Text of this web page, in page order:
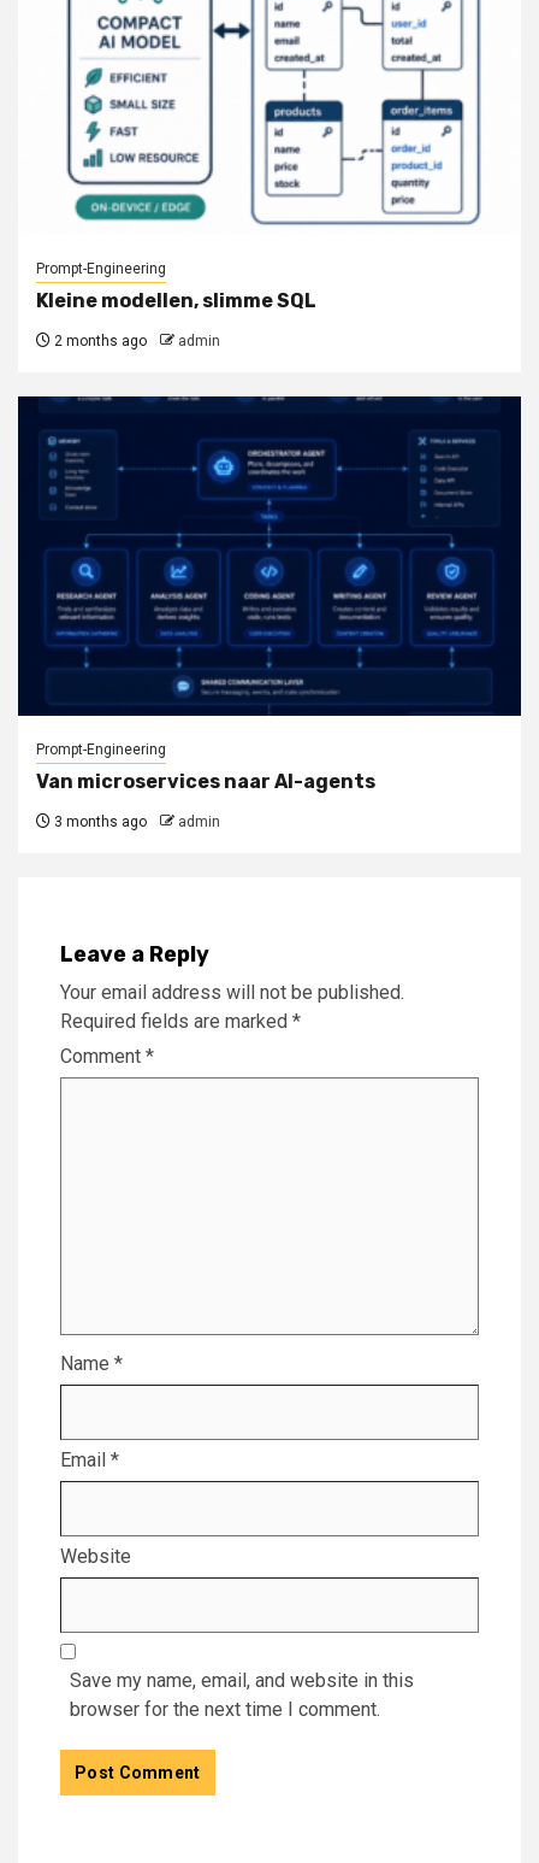
Prompt-Engineering
Kleine modellen, slimme SQL
2 months ago admin
Prompt-Engineering
Van microservices naar AI-agents
3 months ago admin
Leave a Reply
Your email address will not be published.
Required fields are marked *
Comment *
Name *
Email *
Website
Save my name, email, and website in this
browser for the next time I comment.